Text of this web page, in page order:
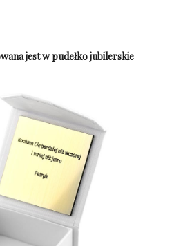
jest w pudełko jubilerskie